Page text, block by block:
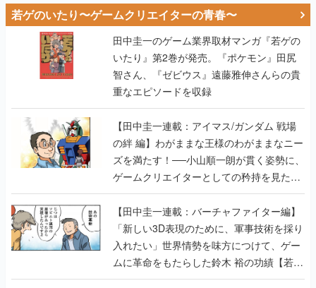
若ゲのいたり〜ゲームクリエイターの青春〜
田中圭一のゲーム業界取材マンガ『若ゲの
いたり』第2巻が発売。『ポケモン』田尻
智さん、『ゼビウス』遠藤雅伸さんらの貴
重なエピソードを収録
【田中圭一連載：アイマス/ガンダム 戦場
の絆 編】わがままな王様のわがままなニー
ズを満たす！──小山順一朗が貫く姿勢に、
ゲームクリエイターとしての矜持を見た
【若ゲのいたり最終回】
【田中圭一連載：バーチャファイター編】
「新しい3D表現のために、軍事技術を採り
入れたい」世界情勢を味方につけて、ゲー
ムに革命をもたらした鈴木 裕の功績【若ゲ
のいたり】